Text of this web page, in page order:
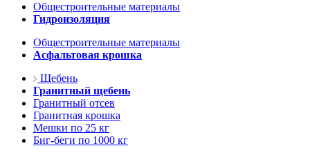
Общестроительные материалы
Гидроизоляция
Общестроительные материалы
Асфальтовая крошка
Щебень
Гранитный щебень
Гранитный отсев
Гранитная крошка
Мешки по 25 кг
Биг-беги по 1000 кг